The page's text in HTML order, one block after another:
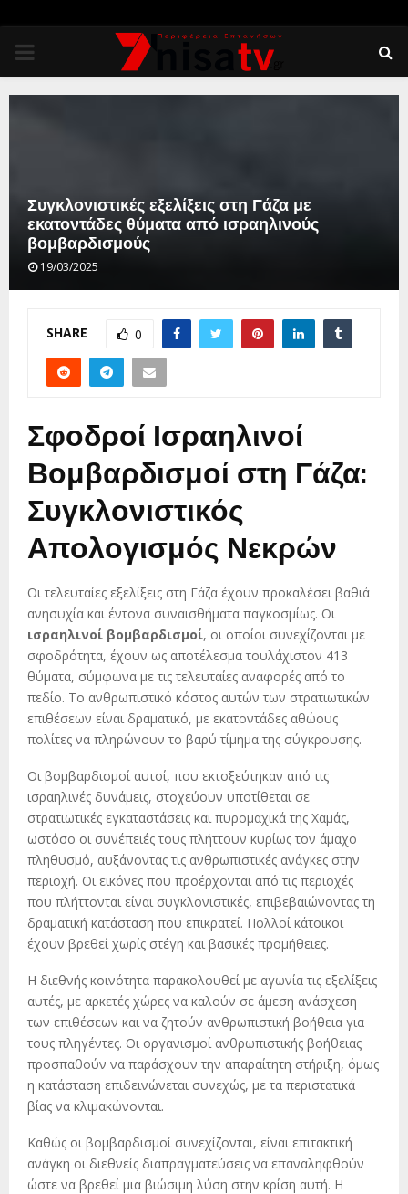
PRIMARY
MENU
Συγκλονιστικές εξελίξεις στη Γάζα με
εκατοντάδες θύματα από ισραηλινούς
βομβαρδισμούς
19/03/2025
SHARE 0
Σφοδροί Ισραηλινοί
Βομβαρδισμοί στη Γάζα:
Συγκλονιστικός
Απολογισμός Νεκρών
Οι τελευταίες εξελίξεις στη Γάζα έχουν προκαλέσει βαθιά
ανησυχία και έντονα συναισθήματα παγκοσμίως. Οι
ισραηλινοί βομβαρδισμοί, οι οποίοι συνεχίζονται με
σφοδρότητα, έχουν ως αποτέλεσμα τουλάχιστον 413
θύματα, σύμφωνα με τις τελευταίες αναφορές από το
πεδίο. Το ανθρωπιστικό κόστος αυτών των στρατιωτικών
επιθέσεων είναι δραματικό, με εκατοντάδες αθώους
πολίτες να πληρώνουν το βαρύ τίμημα της σύγκρουσης.
Οι βομβαρδισμοί αυτοί, που εκτοξεύτηκαν από τις
ισραηλινές δυνάμεις, στοχεύουν υποτίθεται σε
στρατιωτικές εγκαταστάσεις και πυρομαχικά της Χαμάς,
ωστόσο οι συνέπειές τους πλήττουν κυρίως τον άμαχο
πληθυσμό, αυξάνοντας τις ανθρωπιστικές ανάγκες στην
περιοχή. Οι εικόνες που προέρχονται από τις περιοχές
που πλήττονται είναι συγκλονιστικές, επιβεβαιώνοντας τη
δραματική κατάσταση που επικρατεί. Πολλοί κάτοικοι
έχουν βρεθεί χωρίς στέγη και βασικές προμήθειες.
Η διεθνής κοινότητα παρακολουθεί με αγωνία τις εξελίξεις
αυτές, με αρκετές χώρες να καλούν σε άμεση ανάσχεση
των επιθέσεων και να ζητούν ανθρωπιστική βοήθεια για
τους πληγέντες. Οι οργανισμοί ανθρωπιστικής βοήθειας
προσπαθούν να παράσχουν την απαραίτητη στήριξη, όμως
η κατάσταση επιδεινώνεται συνεχώς, με τα περιστατικά
βίας να κλιμακώνονται.
Καθώς οι βομβαρδισμοί συνεχίζονται, είναι επιτακτική
ανάγκη οι διεθνείς διαπραγματεύσεις να επαναληφθούν
ώστε να βρεθεί μια βιώσιμη λύση στην κρίση αυτή. Η